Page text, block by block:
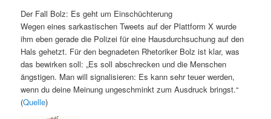
Der Fall Bolz: Es geht um Einschüchterung
Wegen eines sarkastischen Tweets auf der Plattform X wurde
ihm eben gerade die Polizei für eine Hausdurchsuchung auf den
Hals gehetzt. Für den begnadeten Rhetoriker Bolz ist klar, was
das bewirken soll: „Es soll abschrecken und die Menschen
ängstigen. Man will signalisieren: Es kann sehr teuer werden,
wenn du deine Meinung ungeschminkt zum Ausdruck bringst.“
(Quelle)